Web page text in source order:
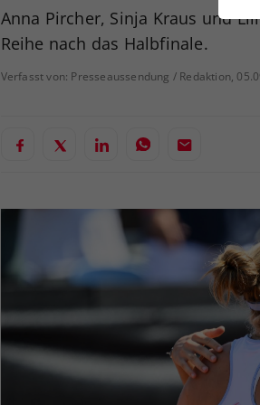
Anna Pircher, Sinja Kraus und
Reihe nach das Halbfinale.
Verfasst von: Presseaussendung / Redaktion,